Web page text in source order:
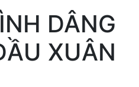
DÂNG
XUÂN